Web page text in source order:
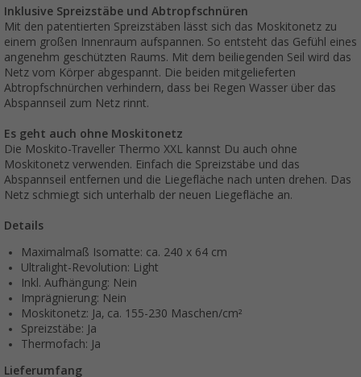
Inklusive Spreizstäbe und Abtropfschnüren
Mit den patentierten Spreizstäben lässt sich das Moskitonetz zu
einem großen Innenraum aufspannen. So entsteht das Gefühl eines
angenehm geschützten Raums. Mit dem beiliegenden Seil wird das
Netz vom Körper abgespannt. Die beiden mitgelieferten
Abtropfschnürchen verhindern, dass bei Regen Wasser über das
Abspannseil zum Netz rinnt.
Es geht auch ohne Moskitonetz
Die Moskito-Traveller Thermo XXL kannst Du auch ohne
Moskitonetz verwenden. Einfach die Spreizstäbe und das
Abspannseil entfernen und die Liegefläche nach unten drehen. Das
Netz schmiegt sich unterhalb der neuen Liegefläche an.
Details
Maximalmaß Isomatte: ca. 240 x 64 cm
Ultralight-Revolution: Light
Inkl. Aufhängung: Nein
Imprägnierung: Nein
Moskitonetz: Ja, ca. 155-230 Maschen/cm²
Spreizstäbe: Ja
Thermofach: Ja
Lieferumfang